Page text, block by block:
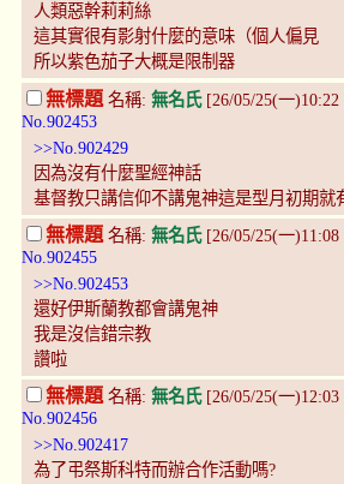
人類惡幹莉莉絲
這其實很有影射什麼的意味（個人偏見
所以紫色茄子大概是限制器
無標題 名稱: 無名氏[26/05/25(一
No.902453
>>No.902429
因為沒有什麼聖經神話
基督教只講信仰不講鬼神這是型月初期就
無標題 名稱: 無名氏[26/05/25(一
No.902455
>>No.902453
還好伊斯蘭教都會講鬼神
我是沒信錯宗教
讚啦
無標題名稱: 無名氏[26/05/25(一)12:03
No.902456
>>No.902417
為了弔祭斯科特而辦合作活動嗎?